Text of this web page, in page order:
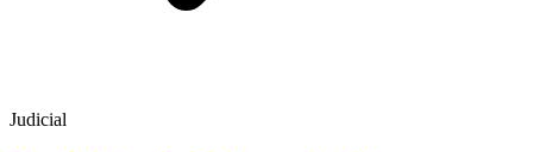
Judicial